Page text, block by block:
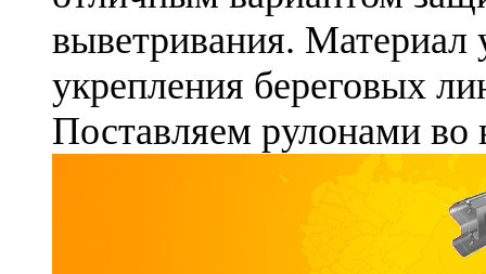
выветривания. Материал
укрепления береговых
Поставляем рулонами